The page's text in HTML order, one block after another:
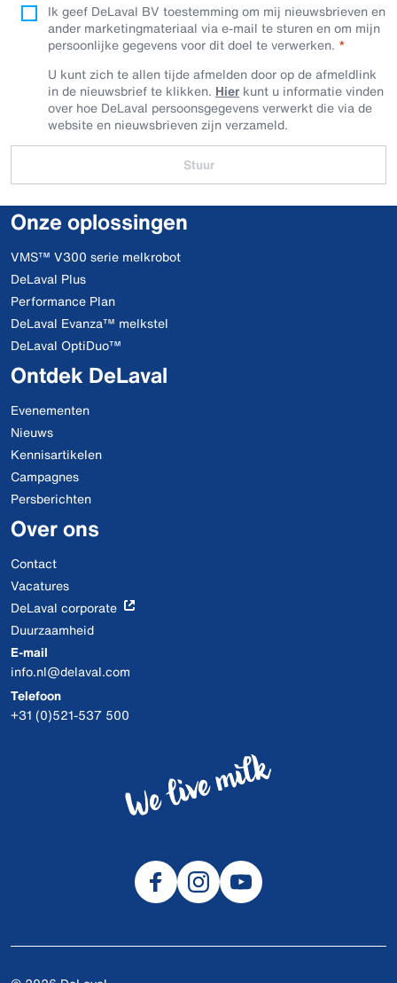
Ik geef DeLaval BV toestemming om mij nieuwsbrieven en
ander marketingmateriaal via e-mail te sturen en om mijn
persoonlijke gegevens voor dit doel te verwerken.
U kunt zich te allen tijde afmelden door op de afmeldlink
in de nieuwsbrief te klikken. Hier kunt u informatie vinden
over hoe DeLaval persoonsgegevens verwerkt die via de
website en nieuwsbrieven zijn verzameld.
Stuur
Onze oplossingen
VMS™ V300 serie melkrobot
DeLaval Plus
Performance Plan
DeLaval Evanza™ melkstel
DeLaval OptiDuo™
Ontdek DeLaval
Evenementen
Nieuws
Kennisartikelen
Campagnes
Persberichten
Over ons
Contact
Vacatures
DeLaval corporate
Duurzaamheid
E-mail
info.nl@delaval.com
Telefoon
+31 (0)521-537 500